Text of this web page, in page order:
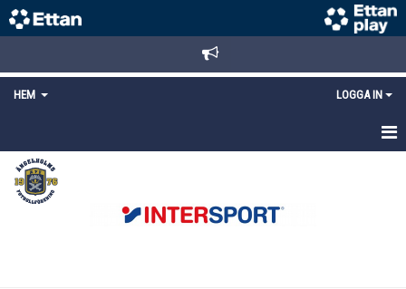
HEM LOGGA IN
STARTSIDA
NYHETER